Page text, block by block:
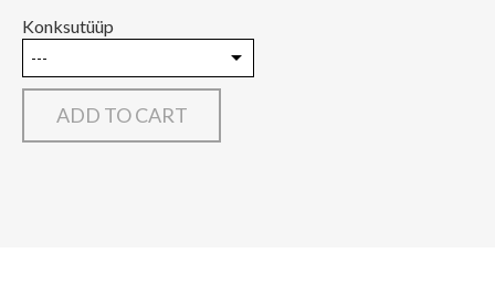
Konksutüüp
ADD TO CART